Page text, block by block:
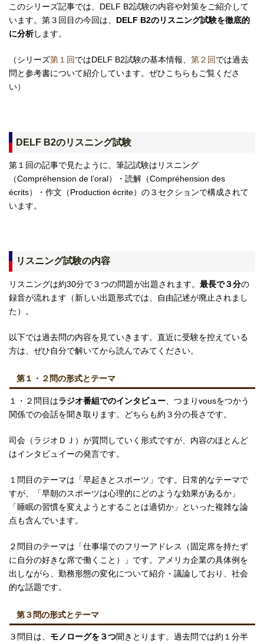
このシリーズ記事では、DELF B2試験の内容や対策をご紹介して
います。第３回目の今回は、 DELF B2のリスニング試験を徹底的
に分析します。
（シリーズ第１回ではDELF B2試験の基本情報、 第２回では過去
問と参考書について紹介しています。ぜひこちらもご覧くださ
い）
DELF B2のリスニング試験
第１回の記事で見たように、筆記試験はリスニング
（Compréhension de l’oral）・読解（Compréhension des
écrits）・作文（Production écrite）の３セクションで構成されて
います。
リスニング試験の内容
リスニングは約30分で３つの問題が出題されます。 最長で３分の
録音が流れます（新しい出題形式では、自由記述が廃止されまし
た）。
以下では過去問の内容を見ていきます。直近に受験を控えている
方は、ぜひ自分で解いてから読んでみてください。
第１・２問の形式とテーマ
１・２問目はラジオ番組でのインタビュー 、つまりvousをつかう
関係での会話を聞き取ります。どちらも約３分の長さです。
司会（ラジオＤＪ）が質問していく形式ですが、内容のほとんど
はインタビュイーの発言です。
１問目のテーマは「早起きとスポーツ」です。日常的なテーマで
すが、「早朝のスポーツは心理的にどのような効果があるか」
「睡眠の習慣を変えようとすることは適切か」といった複雑な論
点も含んでいます。
２問目のテーマは「仕事場でのフリーアドレス（固定席を持たず
に自分の好きな席で働くこと）」です。アメリカ企業の具体例を
出しながら、勤務形態の変化について紹介・議論しており、社会
的な話題です。
第３問の形式とテーマ
３問目は、 モノローグを３つ聞きとります。過去問では約１分半